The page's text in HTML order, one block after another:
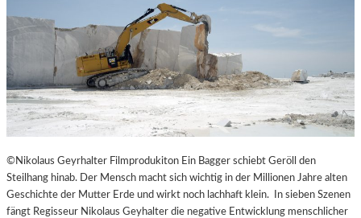
©Nikolaus Geyrhalter Filmprodukiton Ein Bagger schiebt Geröll den
Steilhang hinab. Der Mensch macht sich wichtig in der Millionen Jahre alten
Geschichte der Mutter Erde und wirkt noch lachhaft klein. In sieben Szenen
fängt Regisseur Nikolaus Geyhalter die negative Entwicklung menschlicher